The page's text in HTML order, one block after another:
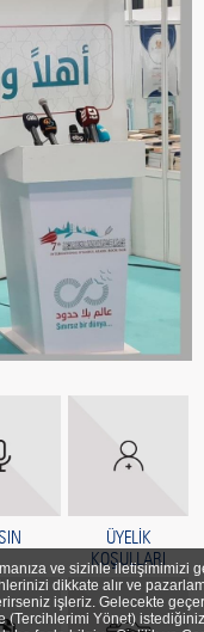
ÜYELİK
KOŞULLARI
ve sizinle iletişimimizi
dikkate alır ve
işleriz. Gelecekte
(Tercihlerimi Yönet)